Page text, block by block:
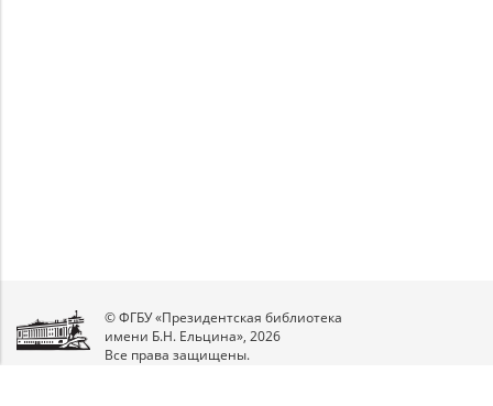
© ФГБУ «Президентская библиотека
имени Б.Н. Ельцина», 2026
Все права защищены.